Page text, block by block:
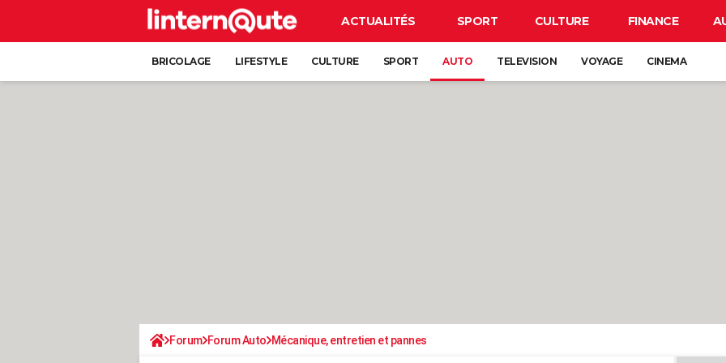
ACTUALITÉS SPORT CULTURE FINANCE
BRICOLAGE LIFESTYLE CULTURE SPORT AUTO TELEVISION VOYAGE CINEMA
Forum Forum Auto Mécanique, entretien et pannes